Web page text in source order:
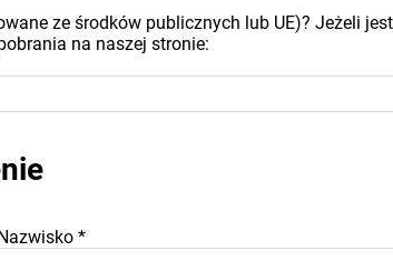
ze środków publicznych lub UE)? Jeżeli
na naszej stronie:
*